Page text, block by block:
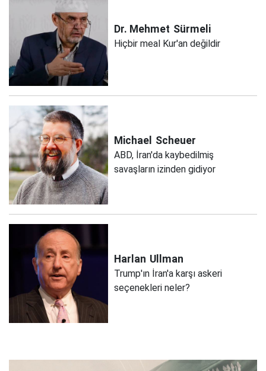
Dr. Mehmet Sürmeli
Hiçbir meal Kur'an değildir
Michael Scheuer
ABD, İran'da kaybedilmiş
savaşların izinden gidiyor
Harlan Ullman
Trump'ın İran'a karşı askeri
seçenekleri neler?